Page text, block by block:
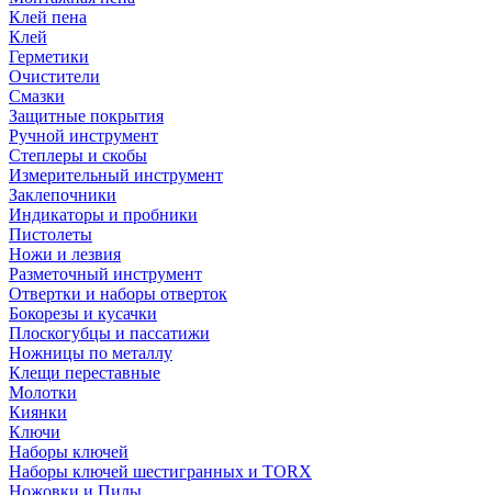
Клей пена
Клей
Герметики
Очистители
Смазки
Защитные покрытия
Ручной инструмент
Степлеры и скобы
Измерительный инструмент
Заклепочники
Индикаторы и пробники
Пистолеты
Ножи и лезвия
Разметочный инструмент
Отвертки и наборы отверток
Бокорезы и кусачки
Плоскогубцы и пассатижи
Ножницы по металлу
Клещи переставные
Молотки
Киянки
Ключи
Наборы ключей
Наборы ключей шестигранных и TORX
Ножовки и Пилы